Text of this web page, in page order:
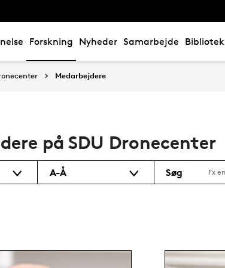
Forskning Nyheder Samarbejde Bibliotek
Medarbejdere
på SDU Dronecenter
A-Å Søg